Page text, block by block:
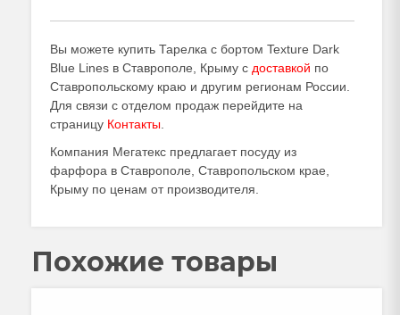
Вы можете купить Тарелка с бортом Texture Dark
Blue Lines в Ставрополе, Крыму с доставкой по
Ставропольскому краю и другим регионам России.
Для связи с отделом продаж перейдите на
страницу Контакты
Компания Мегатекс предлагает посуду из
фарфора в Ставрополе, Ставропольском крае,
Крыму по ценам от производителя.
Похожие товары